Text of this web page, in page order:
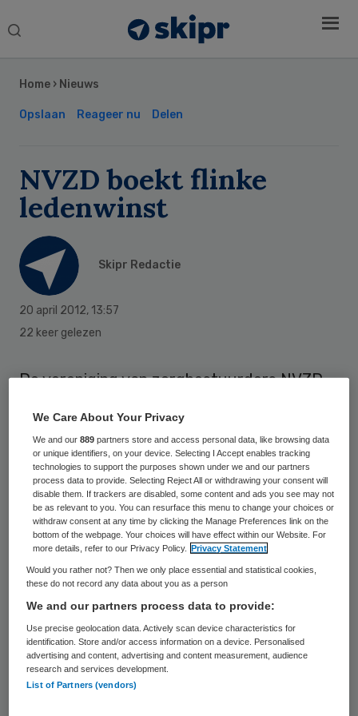
Search
Home › Nieuws
Opslaan Reageer nu Delen
NVZD boekt flinke
ledenwinst
Skipr Redactie
20 april 2012, 13:57
22 keer gelezen
De vereniging van zorgbestuurders NVZD
geboekt. Het ledenaantal steeg vorig jaar
van 750 naar circa 800.
Volgens voorzitter Ruud Lapré vormt de
ledenaanwas een bevestiging van de positie
van de NVZD als representatieve
vertegenwoordiger van bestuurders in de
zorg. Volgens Lapré is de ledenaanwas
opmerkelijk te noemen in het licht van het
groeiende aantal fusie en
samenwerkingsverbanden in de zorg.
“Daarmee komen er feitelijk steeds minder
Sidebar
We Care About Your Privacy
We and our889 partners store and access personal data, like browsing data
or unique identifiers, on your device. Selecting I Accept enables tracking
technologies to support the purposes shown under we and our partners
process data to provide. Selecting Reject All or withdrawing your consent will
disable them. If trackers are disabled, some content and ads you see may not
be as relevant to you. You can resurface this menu to change your choices or
withdraw consent at any time by clicking the Manage Preferences link on the
bottom of the webpage. Your choices will have effect within our Website. For
more details, refer to our Privacy Policy.
Privacy Statement
Would you rather not? Then we only place essential and statistical cookies,
these do not record any data about you as a person
We and our partners process data to provide:
Use precise geolocation data. Actively scan device characteristics for
identification. Store and/or access information on a device. Personalised
advertising and content, advertising and content measurement, audience
research and services development.
List of Partners (vendors)